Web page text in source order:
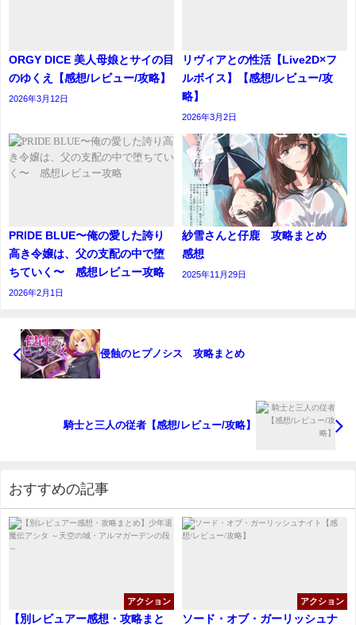
ORGY DICE 美人母娘とサイの目
のゆくえ【感想/レビュー/攻略】
2026年3月12日
リヴィアとの性活【Live2D×フ
ルボイス】【感想/レビュー/攻
略】
2026年3月2日
PRIDE BLUE〜俺の愛した誇り
高き令嬢は、父の支配の中で堕
ちていく〜 感想レビュー攻略
2026年2月1日
紗雪さんと仔鹿 攻略まとめ
感想
2025年11月29日
侵蝕のヒプノシス 攻略まとめ
騎士と三人の従者【感想/レビュー/攻略】
おすすめの記事
アクション
【別レビュアー感想・攻略まと
アクション
ソード・オブ・ガーリッシュナ